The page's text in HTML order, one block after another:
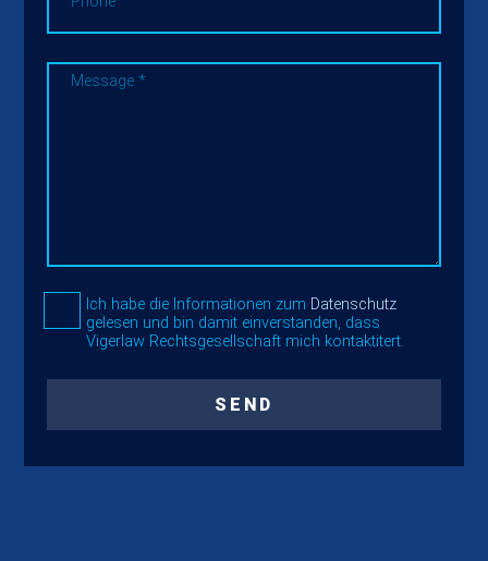
Ich habe die Informationen zum Datenschutz
gelesen und bin damit einverstanden, dass
Vigerlaw Rechtsgesellschaft mich kontaktitert.
SEND